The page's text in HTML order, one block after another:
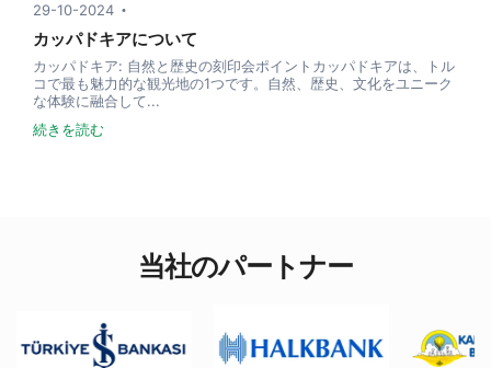
29-10-2024
カッパドキアについて
カッパドキア: 自然と歴史の刻印会ポイントカッパドキアは、トル
コで最も魅力的な観光地の1つです。自然、歴史、文化をユニーク
な体験に融合して...
続きを読む
当社のパートナー